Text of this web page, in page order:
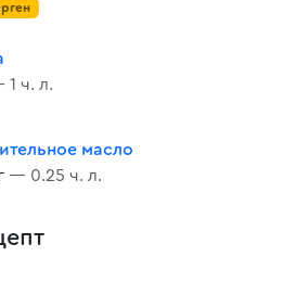
1 ч. л.
масло
— 0.25 ч. л.